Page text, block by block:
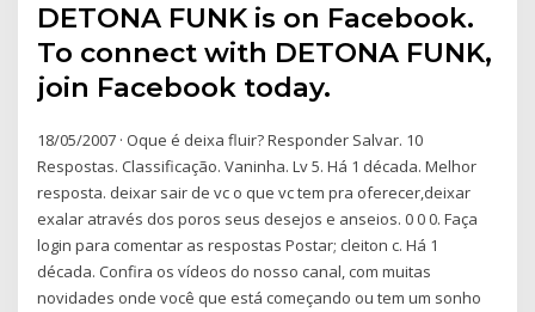
DETONA FUNK is on Facebook.
To connect with DETONA FUNK,
join Facebook today.
18/05/2007 · Oque é deixa fluir? Responder Salvar. 10
Respostas. Classificação. Vaninha. Lv 5. Há 1 década. Melhor
resposta. deixar sair de vc o que vc tem pra oferecer,deixar
exalar através dos poros seus desejos e anseios. 0 0 0. Faça
login para comentar as respostas Postar; cleiton c. Há 1
década. Confira os vídeos do nosso canal, com muitas
novidades onde você que está começando ou tem um sonho